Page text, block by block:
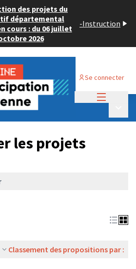
des projets du
départemental
cours : du 06 juillet
2026
-Instruction
Se connecter
2024
déposés
les projets
Classement des propositions par :